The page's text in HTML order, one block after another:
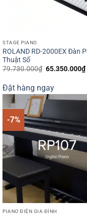
STAGE PIANO
ROLAND RD-2000EX Đàn
Thuật Số
79.730.000₫ Giá
79.730.000₫.
65.350.000₫
Đặt hàng ngay
-7%
PIANO ĐIỆN GIA ĐÌNH